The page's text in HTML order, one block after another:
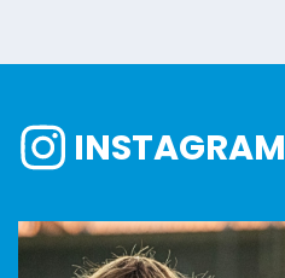
INSTAGRAM